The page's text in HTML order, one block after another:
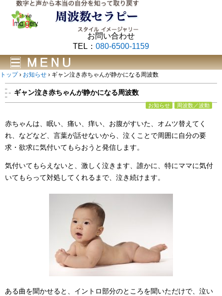
お問い合わせ
TEL： 080-6500-1159
トップ › お知らせ › ギャン泣き赤ちゃんが静かになる周波数
ギャン泣き赤ちゃんが静かになる周波数
お知らせ 周波数／波動
赤ちゃんは、眠い、痛い、痒い、お腹がすいた、オムツ替えてく
れ、などなど、言葉が話せないから、泣くことで周囲に自分の要
求・欲求に気付いてもらおうと発信します。
気付いてもらえないと、激しく泣きます、誰かに、特にママに気付
いてもらって対処してくれるまで、泣き続けます。
ある曲を聞かせると、イントロ部分のところを聞いただけで、泣い